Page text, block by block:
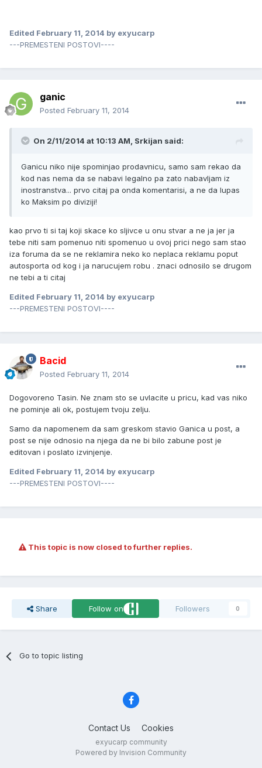
Edited February 11, 2014 by exyucarp
---PREMESTENI POSTOVI----
ganic
Posted February 11, 2014
On 2/11/2014 at 10:13 AM, Srkijan said:
Ganicu niko nije spominjao prodavnicu, samo sam rekao da
kod nas nema da se nabavi legalno pa zato nabavljam iz
inostranstva... prvo citaj pa onda komentarisi, a ne da lupas
ko Maksim po diviziji!
kao prvo ti si taj koji skace ko sljivce u onu stvar a ne ja jer ja
tebe niti sam pomenuo niti spomenuo u ovoj prici nego sam stao
iza foruma da se ne reklamira neko ko neplaca reklamu poput
autosporta od kog i ja narucujem robu . znaci odnosilo se drugom
ne tebi a ti citaj
Edited February 11, 2014 by exyucarp
---PREMESTENI POSTOVI----
Bacid
Posted February 11, 2014
Dogovoreno Tasin. Ne znam sto se uvlacite u pricu, kad vas niko
ne pominje ali ok, postujem tvoju zelju.
Samo da napomenem da sam greskom stavio Ganica u post, a
post se nije odnosio na njega da ne bi bilo zabune post je
editovan i poslato izvinjenje.
Edited February 11, 2014 by exyucarp
---PREMESTENI POSTOVI----
This topic is now closed to further replies.
Share Follow on Followers 0
Go to topic listing
Contact Us Cookies
exyucarp community
Powered by Invision Community